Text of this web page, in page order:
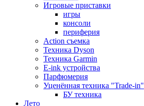
Игровые приставки
игры
консоли
периферия
Action съемка
Техника Dyson
Техника Garmin
E-ink устройства
Парфюмерия
Уценённая техника "Trade-in"
БУ техника
Лето